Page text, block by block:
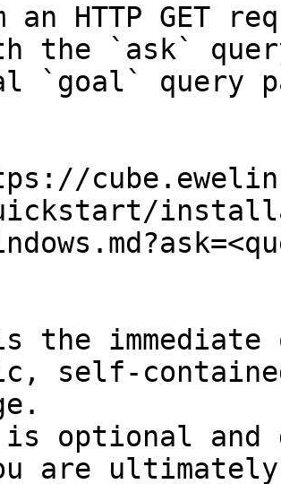
an HTTP GET
the `ask`
`goal` query
the
self-
optional and
are